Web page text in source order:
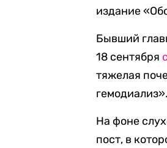
издание
Бывший
18 сентября
тяжелая
гемодиализ».
На фоне
пост, в